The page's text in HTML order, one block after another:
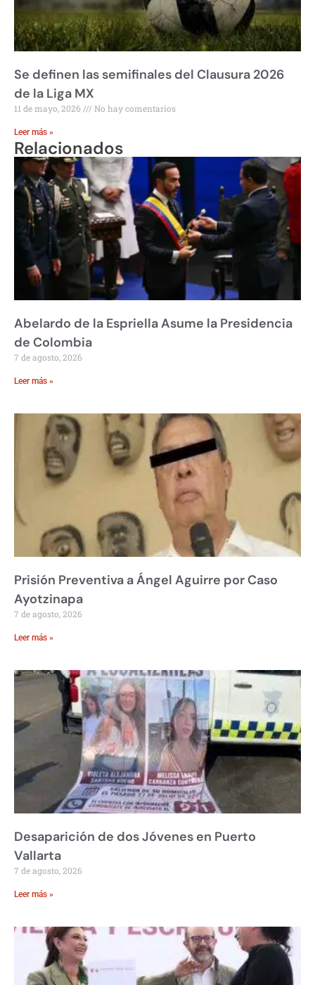
Se definen las semifinales del Clausura 2026
de la Liga MX
11 de mayo, 2026 No hay comentarios
Leer más »
Relacionados
Abelardo de la Espriella Asume la Presidencia
de Colombia
7 de agosto, 2026
Leer más »
Prisión Preventiva a Ángel Aguirre por Caso
Ayotzinapa
7 de agosto, 2026
Leer más »
Desaparición de dos Jóvenes en Puerto
Vallarta
7 de agosto, 2026
Leer más »